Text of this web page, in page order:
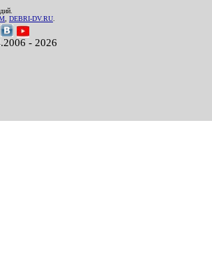
DEBRI-DV.RU
- 2026